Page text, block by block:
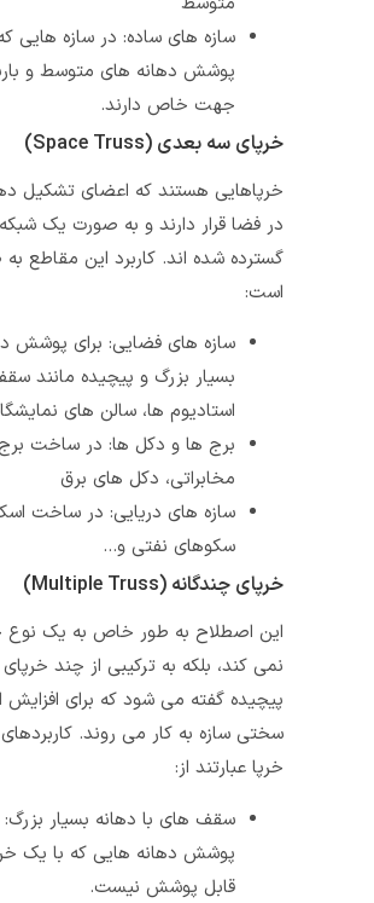
سازه‌ های ساده: در سازه‌ هایی که نیاز به
پوشش دهانه‌ های متوسط و باربری در یک
جهت خاص دارند.
خرپای سه بعدی (Space Truss)
خرپاهایی هستند که اعضای تشکیل‌ دهنده آن‌ها
در فضا قرار دارند و به صورت یک شبکه سه بعدی
گسترده شده‌ اند. کاربرد این مقاطع به صورت زیر
سازه‌ های فضایی: برای پوشش دهانه‌ های
بسیار بزرگ و پیچیده مانند سقف
استادیوم‌ ها، سالن‌ های نمایشگاه
برج‌ ها و دکل‌ ها: در ساخت برج‌ های
مخابراتی، دکل‌ های برق
سازه‌ های دریایی: در ساخت اسکله‌ ها،
سکوهای نفتی و…
خرپای چندگانه (Multiple Truss)
این اصطلاح به طور خاص به یک نوع خرپا اشاره
نمی‌ کند، بلکه به ترکیبی از چند خرپای ساده یا
پیچیده گفته می‌ شود که برای افزایش استحکام و
سختی سازه به کار می‌ روند. کاربردهای این نوع
خرپا عبارتند از:
سقف‌ های با دهانه بسیار بزرگ: برای
پوشش دهانه‌ هایی که با یک خرپای ساده
قابل پوشش نیست.